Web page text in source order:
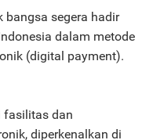
segera hadir
dalam metode
(digital payment).
fasilitas dan
diperkenalkan di